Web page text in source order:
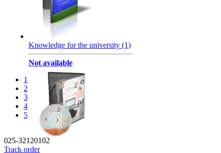
Knowledge for the university (1)
Not available
1
2
3
4
5
025-32120102
Track order